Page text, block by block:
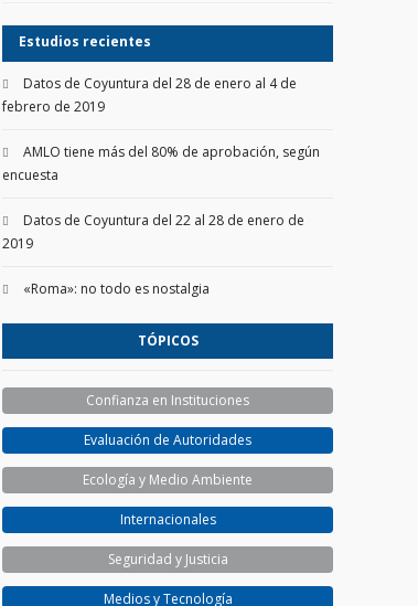
Estudios recientes
Datos de Coyuntura del 28 de enero al 4 de
febrero de 2019
AMLO tiene más del 80% de aprobación, según
encuesta
Datos de Coyuntura del 22 al 28 de enero de
2019
«Roma»: no todo es nostalgia
TÓPICOS
Confianza en Instituciones
Evaluación de Autoridades
Ecología y Medio Ambiente
Internacionales
Seguridad y Justicia
Medios y Tecnología